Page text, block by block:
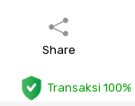
Share
Transaksi 100%